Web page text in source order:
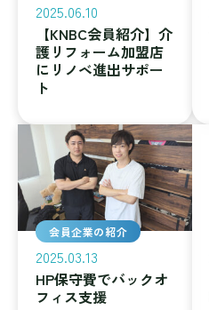
2025.06.10
【KNBC会員紹介】介
護リフォーム加盟店
にリノベ進出サポー
ト
会員企業の紹介
2025.03.13
HP保守費でバックオ
フィス支援